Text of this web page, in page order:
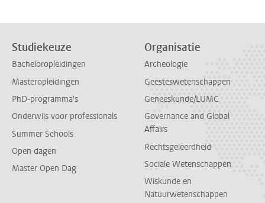
Studiekeuze
Bacheloropleidingen
Masteropleidingen
PhD-programma's
Onderwijs voor professionals
Summer Schools
Open dagen
Master Open Dag
Organisatie
Archeologie
Geesteswetenschappen
Geneeskunde/LUMC
Governance and Global
Affairs
Rechtsgeleerdheid
Sociale Wetenschappen
Wiskunde en
Natuurwetenschappen